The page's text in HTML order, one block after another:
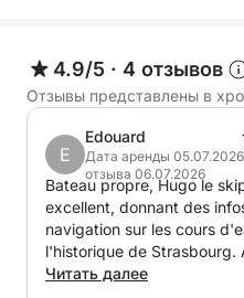
состоящим из кремана
евро). Капитан,
адаптирует круиз к
Оригинальный,
шикарный способ
Страсбург.
4.9/5 · 4 отзывов
Отзывы представлены в
E
Edouard
Дата аренды
отзыва 06.07.2026
Bateau propre, Hugo le
excellent, donnant des
navigation sur les cours
l'historique de Strasbourg.
Читать далее